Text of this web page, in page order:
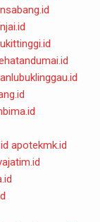
apotekmk.id